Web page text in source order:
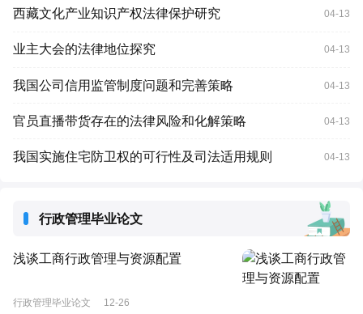
西藏文化产业知识产权法律保护研究 04-13
业主大会的法律地位探究 04-13
我国公司信用监管制度问题和完善策略 04-13
官员直播带货存在的法律风险和化解策略 04-13
我国实施住宅防卫权的可行性及司法适用规则 04-13
行政管理毕业论文
浅谈工商行政管理与资源配置
行政管理毕业论文 12-26